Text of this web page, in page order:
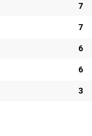
7
7
6
6
3